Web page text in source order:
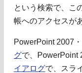
という検索で、こ
帳へのアクセスが
PowerPoint 2007
グで、PowerPoint
イアログで、スラ